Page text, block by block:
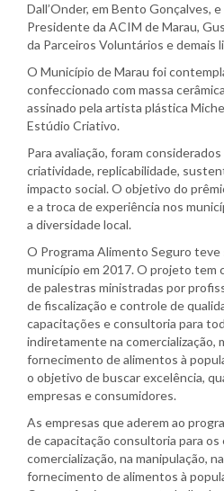
Dall’Onder, em Bento Gonçalves,
Presidente da ACIM de Marau,
da Parceiros Voluntários e demais
O Município de Marau foi
confeccionado com massa
assinado pela artista plástica
Estúdio Criativo.
Para avaliação, foram
criatividade, replicabilidade,
impacto social. O objetivo do
e a troca de experiência nos
a diversidade local.
O Programa Alimento Seguro teve
município em 2017. O projeto tem
de palestras ministradas por
de fiscalização e controle de
capacitações e consultoria para
indiretamente na comercialização,
fornecimento de alimentos à
o objetivo de buscar excelência,
empresas e consumidores.
As empresas que aderem ao
de capacitação consultoria para os
comercialização, na manipulação,
fornecimento de alimentos à